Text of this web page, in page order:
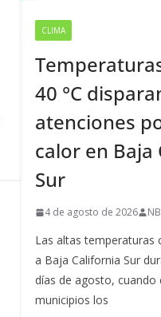
CLIMA
40 °C
atenciones
calor en Baja
Sur
4 de agosto de 2026
Las altas temperaturas
a Baja California Sur
días de agosto, cuando
municipios los